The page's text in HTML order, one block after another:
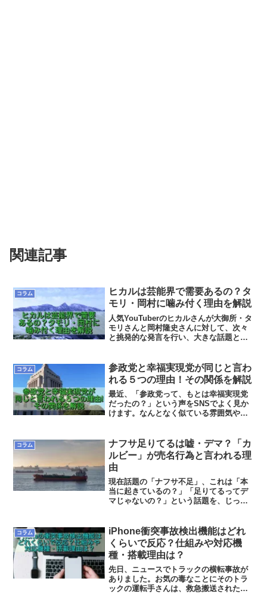
関連記事
コラム
ヒカルは芸能界で需要あるの？タ
モリ・岡村に噛み付く理由を解説
人気YouTuberのヒカルさんが大御所・タ
モリさんと岡村隆史さんに対して、次々
と挑発的な発言を行い、大きな話題とな
いて、トップYouTuberとしてのプライ
ド、芸能界への憧れと需要などを考慮し
つつ、解説していこうと思います。
コラム
参政党と幸福実現党が同じと言わ
れる５つの理由！その関係を解説
最近、「参政党って、もとは幸福実現党
だったの？」という声をSNSでよく見か
けます。なんとなく似ている雰囲気や、
る人も多いはずです。そこでこの記事で
は、参政党と幸福実現党は本当に同じな
のか？という疑問について解説していき
ます。
コラム
ナフサ足りてるは嘘・デマ？「カ
ルビー」が売名行為と言われる理
由
現在話題の「ナフサ不足」、これは「本
当に起きているの？」「足りてるってデ
マじゃないの？」という話題を、じっく
なくわかった」ではなく、「自分なりの
理解」が得られるように、考察していこ
うと思います。
コラム
iPhone衝突事故検出機能はどれ
くらいで反応？仕組みや対応機
種・搭載理由は？
先日、ニュースでトラックの横転事故が
ありました。お気の毒なことにそのトラ
ックの運転手さんは、救急搬送された先